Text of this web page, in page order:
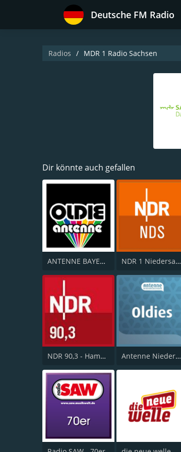
Deutsche FM Radio
Radios MDR 1 Radio Sachsen
Dir könnte auch gefallen
ANTENNE BAYERN Oldies but Goldies NDR 1 Niedersachsen
NDR 90,3 - Hamburg Antenne Niedersachsen Oldies